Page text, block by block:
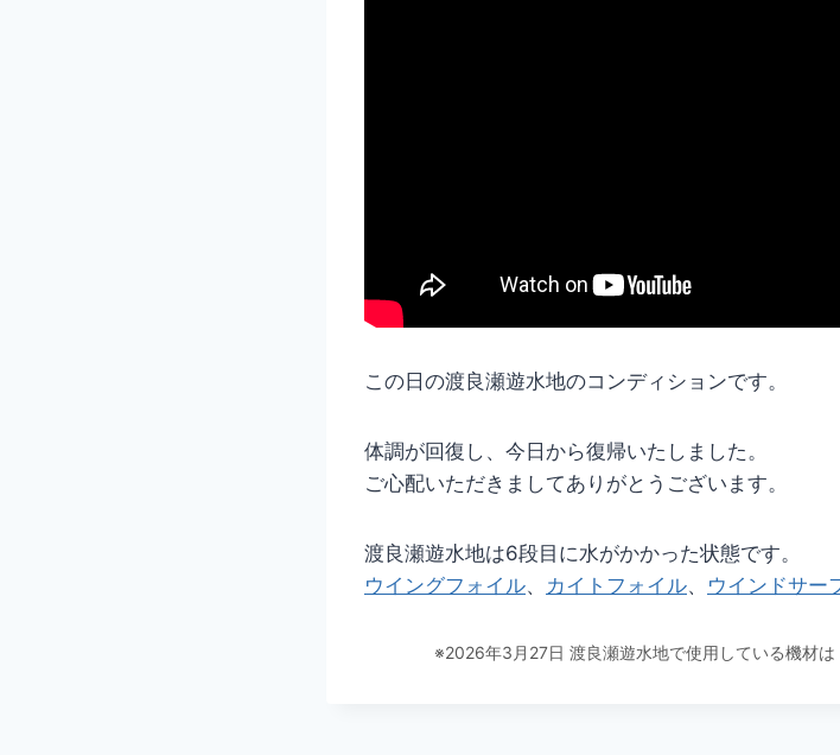
この日の渡良瀬遊水地のコンディションです。
体調が回復し、今日から復帰いたしました。
ご心配いただきましてありがとうございます。
渡良瀬遊水地は6段目に水がかかった状態です。
ウイングフォイル、 カイトフォイル、 ウインドサー
※2026年3月27日 渡良瀬遊水地で使用している機材は